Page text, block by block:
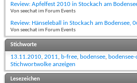
Review: Apfelfest 2010 in Stockach am
Von seechat im Forum Events
Review: Hänseleball in Stockach am Bodensee,
Von seechat im Forum Events
Stichworte
13.11.2010, 2011, b-free, bodensee,
Stichwortwolke anzeigen
Lesezeichen